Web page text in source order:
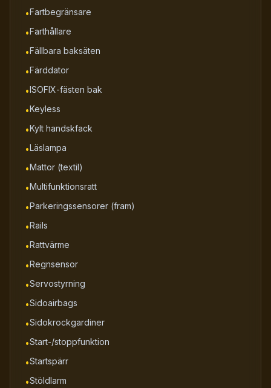
•Fartbegränsare
•Farthållare
•Fällbara baksäten
•Färddator
•ISOFIX-fästen bak
•Keyless
•Kylt handskfack
•Läslampa
•Mattor (textil)
•Multifunktionsratt
•Parkeringssensorer (fram)
•Rails
•Rattvärme
•Regnsensor
•Servostyrning
•Sidoairbags
•Sidokrockgardiner
•Start-/stoppfunktion
•Startspärr
•Stöldlarm